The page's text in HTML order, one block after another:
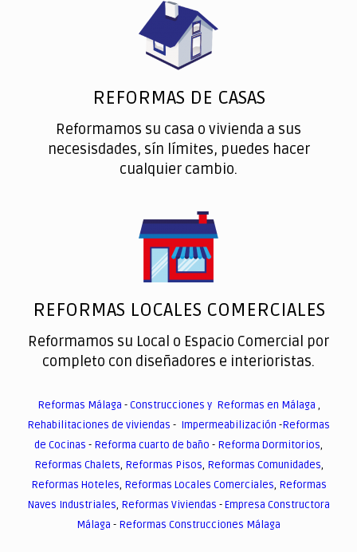
REFORMAS DE CASAS
Reformamos su casa o vivienda a sus
necesisdades, sín límites, puedes hacer
cualquier cambio.
REFORMAS LOCALES COMERCIALES
Reformamos su Local o Espacio Comercial por
completo con diseñadores e interioristas.
Reformas Málaga -Construcciones y Reformas en Málaga ,
Rehabilitaciones de viviendas - Impermeabilización -Reformas
de Cocinas - Reforma cuarto de baño - Reforma Dormitorios,
Reformas Chalets, Reformas Pisos, Reformas Comunidades,
Reformas Hoteles, Reformas Locales Comerciales, Reformas
Naves Industriales, Reformas Viviendas -Empresa Constructora
Málaga - Reformas Construcciones Málaga